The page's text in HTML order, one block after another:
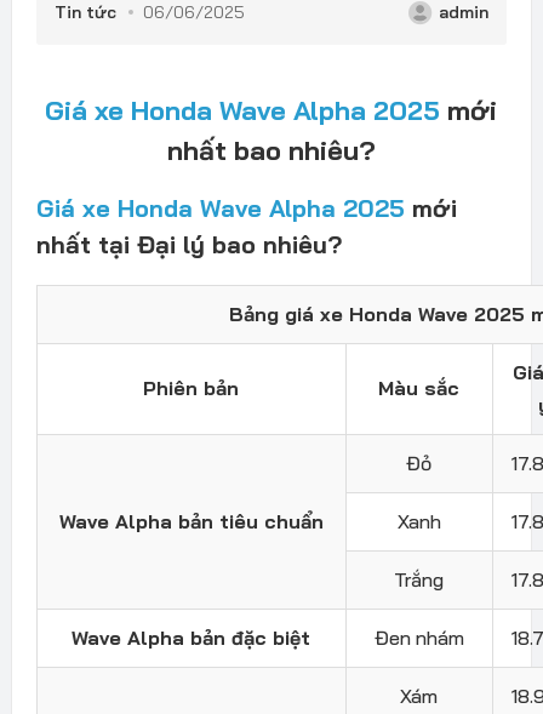
Tin tức 06/06/2025 admin
Giá xe Honda Wave Alpha 2025 mới
nhất bao nhiêu?
Giá xe Honda Wave Alpha 2025 mới
nhất tại Đại lý bao nhiêu?
Bảng giá xe Honda Wave 2025
Phiên bản Màu sắc
Wave Alpha bản tiêu chuẩn
Đỏ
Xanh
Trắng
Wave Alpha bản đặc biệt Đen nhám
Xám